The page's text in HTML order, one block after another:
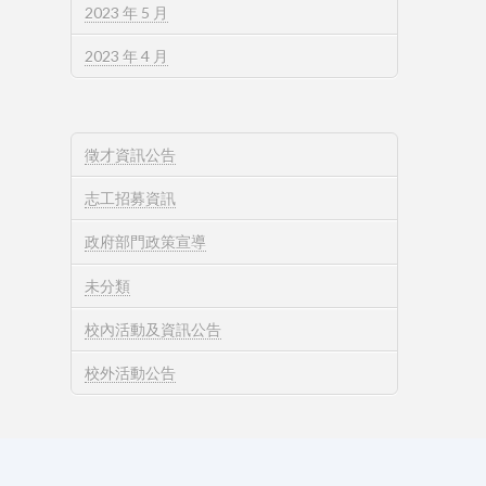
2023 年 5 月
2023 年 4 月
徵才資訊公告
志工招募資訊
政府部門政策宣導
未分類
校內活動及資訊公告
校外活動公告